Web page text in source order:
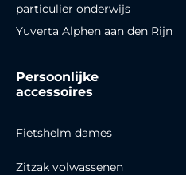
particulier onderwijs
Yuverta Alphen aan den Rijn
Persoonlijke
accessoires
Fietshelm dames
Zitzak volwassenen